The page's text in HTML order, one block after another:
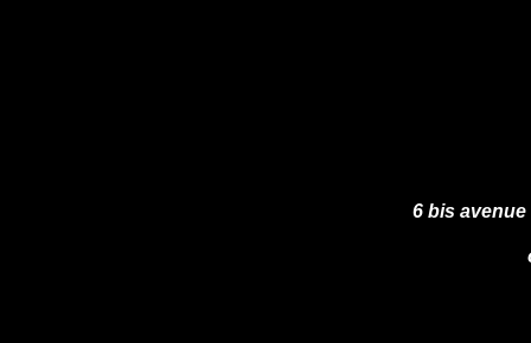
6 bis avenue